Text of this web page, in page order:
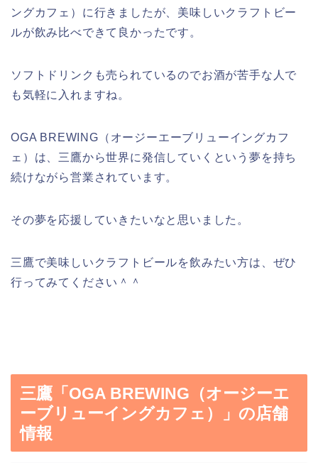
ングカフェ）に行きましたが、美味しいクラフトビー
ルが飲み比べできて良かったです。
ソフトドリンクも売られているのでお酒が苦手な人で
も気軽に入れますね。
OGA BREWING（オージーエーブリューイングカフ
ェ）は、三鷹から世界に発信していくという夢を持ち
続けながら営業されています。
その夢を応援していきたいなと思いました。
三鷹で美味しいクラフトビールを飲みたい方は、ぜひ
行ってみてください＾＾
三鷹「OGA BREWING（オージーエ
ーブリューイングカフェ）」の店舗
情報